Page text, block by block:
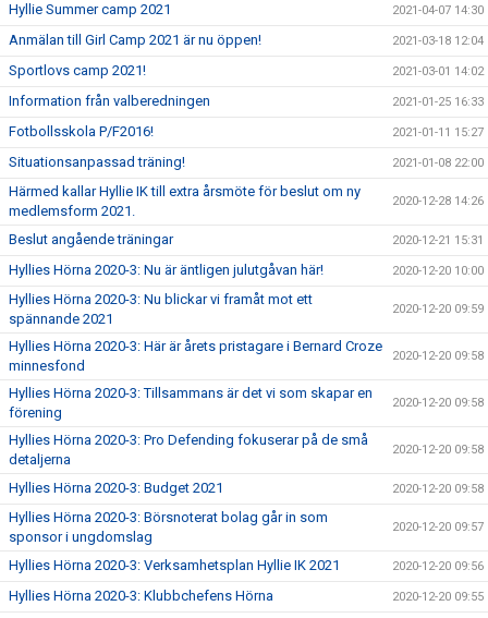
Hyllie Summer camp 2021 2021-04-07 14:30
Anmälan till Girl Camp 2021 är nu öppen! 2021-03-18 12:04
Sportlovs camp 2021! 2021-03-01 14:02
Information från valberedningen 2021-01-25 16:33
Fotbollsskola P/F2016! 2021-01-11 15:27
Situationsanpassad träning! 2021-01-08 22:00
Härmed kallar Hyllie IK till extra årsmöte för beslut om ny
medlemsform 2021.
2020-12-28 14:26
Beslut angående träningar 2020-12-21 15:31
Hyllies Hörna 2020-3: Nu är äntligen julutgåvan här! 2020-12-20 10:00
Hyllies Hörna 2020-3: Nu blickar vi framåt mot ett
spännande 2021
2020-12-20 09:59
Hyllies Hörna 2020-3: Här är årets pristagare i Bernard Croze
minnesfond
2020-12-20 09:58
Hyllies Hörna 2020-3: Tillsammans är det vi som skapar en
förening
2020-12-20 09:58
Hyllies Hörna 2020-3: Pro Defending fokuserar på de små
detaljerna
2020-12-20 09:58
Hyllies Hörna 2020-3: Budget 2021 2020-12-20 09:58
Hyllies Hörna 2020-3: Börsnoterat bolag går in som
sponsor i ungdomslag
2020-12-20 09:57
Hyllies Hörna 2020-3: Verksamhetsplan Hyllie IK 2021 2020-12-20 09:56
Hyllies Hörna 2020-3: Klubbchefens Hörna 2020-12-20 09:55